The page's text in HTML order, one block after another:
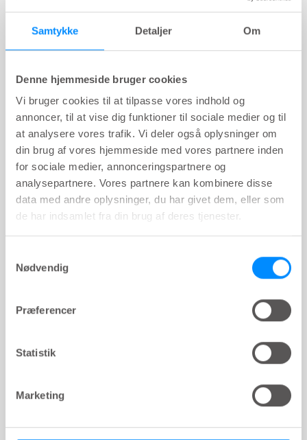
Samtykke Detaljer Om
Denne hjemmeside bruger cookies
Vi bruger cookies til at tilpasse vores indhold og
annoncer, til at vise dig funktioner til sociale medier og til
at analysere vores trafik. Vi deler også oplysninger om
din brug af vores hjemmeside med vores partnere inden
for sociale medier, annonceringspartnere og
analysepartnere. Vores partnere kan kombinere disse
data med andre oplysninger, du har givet dem, eller som
de har indsamlet fra din brug af deres tjenester.
Nødvendig
Præferencer
Statistik
Marketing
sponsorater som Wellspects, der gør det muligt
at udleve drømmene om en professionel karriere